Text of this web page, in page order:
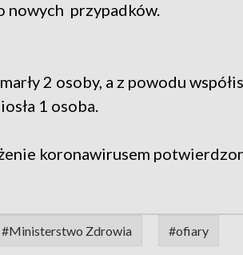
nowych przypadków.
2 osoby, a z powodu
1 osoba.
koronawirusem
#Ministerstwo Zdrowia #ofiary